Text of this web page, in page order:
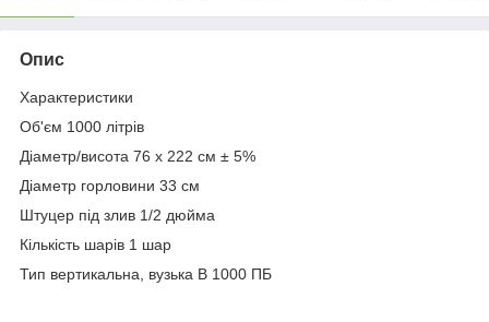
Опис
Характеристики
Об'єм 1000 літрів
Діаметр/висота 76 x 222 см ± 5%
Діаметр горловини 33 см
Штуцер під злив 1/2 дюйма
Кількість шарів 1 шар
Тип вертикальна, вузька В 1000 ПБ